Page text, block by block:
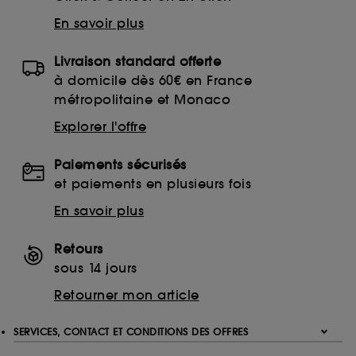
En savoir plus
Livraison standard offerte
à domicile dès 60€ en France
métropolitaine et Monaco
Explorer l'offre
Paiements sécurisés
et paiements en plusieurs fois
En savoir plus
Retours
sous 14 jours
Retourner mon article
SERVICES, CONTACT ET CONDITIONS DES OFFRES
moment choisir de retirer votrte consentement. Si vous
souhaitez obtenir plus d'information sur les cookies